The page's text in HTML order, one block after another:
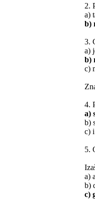
2.
a)
b)
3.
a)
b)
c)
4.
a)
b)
c)
5.
a)
b)
c)